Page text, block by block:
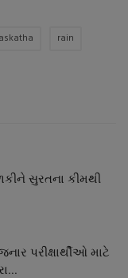
rain
સુરતના કીમથી
પરીક્ષાર્થીઓ માટે